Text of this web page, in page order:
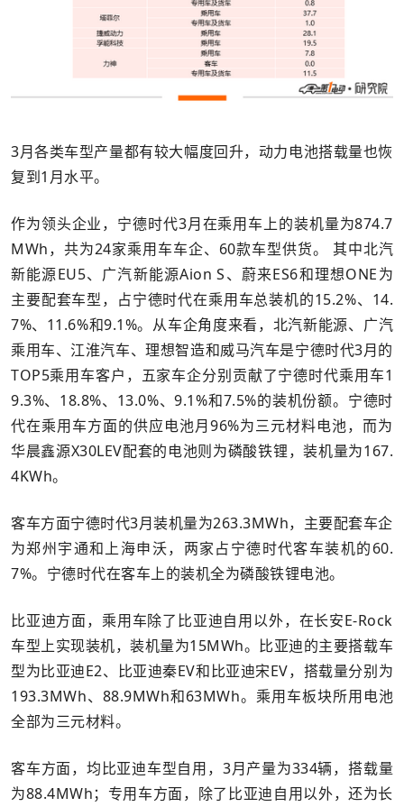
3月各类车型产量都有较大幅度回升，动力电池搭载量也恢
复到1月水平。
作为领头企业，宁德时代3月在乘用车上的装机量为874.7
MWh，共为24家乘用车车企、60款车型供货。 其中北汽
新能源EU5、广汽新能源Aion S、蔚来ES6和理想ONE为
主要配套车型，占宁德时代在乘用车总装机的15.2%、14.
7%、11.6%和9.1%。从车企角度来看，北汽新能源、广汽
乘用车、江淮汽车、理想智造和威马汽车是宁德时代3月的
TOP5乘用车客户，五家车企分别贡献了宁德时代乘用车1
9.3%、18.8%、13.0%、9.1%和7.5%的装机份额。宁德时
代在乘用车方面的供应电池月96%为三元材料电池，而为
华晨鑫源X30LEV配套的电池则为磷酸铁锂，装机量为167.
4KWh。
客车方面宁德时代3月装机量为263.3MWh，主要配套车企
为郑州宇通和上海申沃，两家占宁德时代客车装机的60.
7%。宁德时代在客车上的装机全为磷酸铁锂电池。
比亚迪方面，乘用车除了比亚迪自用以外，在长安E-Rock
车型上实现装机，装机量为15MWh。比亚迪的主要搭载车
型为比亚迪E2、比亚迪秦EV和比亚迪宋EV，搭载量分别为
193.3MWh、88.9MWh和63MWh。乘用车板块所用电池
全部为三元材料。
客车方面，均比亚迪车型自用，3月产量为334辆，搭载量
为88.4MWh；专用车方面，除了比亚迪自用以外，还为长